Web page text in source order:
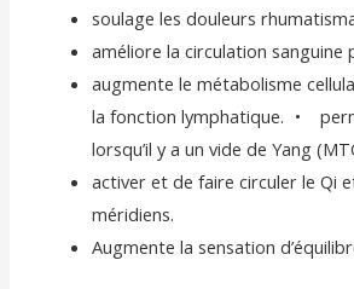
soulage les douleurs
améliore la circulation sanguine
augmente le métabolisme
la fonction lymphatique. •
lorsqu’il y a un vide de Yang
activer et de faire circuler le Qi
méridiens.
Augmente la sensation